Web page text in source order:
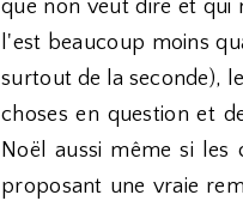
que non veut dire et qui
l'est beaucoup moins
surtout de la seconde),
choses en question et
Noël aussi même si les
proposant une vraie